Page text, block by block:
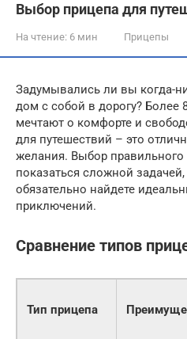
Выбор прицепа для
На чтение: 6 мин Прицепы
Задумывались ли вы когда-
дом с собой в дорогу? Более
мечтают о комфорте и
для путешествий – это
желания. Выбор
показаться сложной
обязательно найдете
приключений.
Сравнение типов
Тип прицепа